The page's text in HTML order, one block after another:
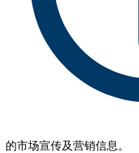
的市场宣传及营销信息。